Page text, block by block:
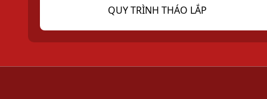
QUY TRÌNH THÁO LẮP
Nhớ tài khoản
Hoặc đăng nhập với